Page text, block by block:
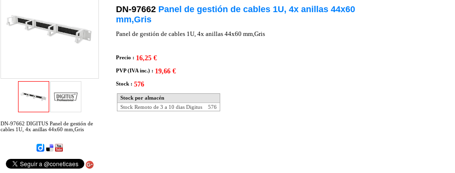
DN-97662 DIGITUS Panel de gestión de
cables 1U, 4x anillas 44x60 mm,Gris
DN-97662 Panel de gestión de cables 1U, 4x anillas 44x60
mm,Gris
Panel de gestión de cables 1U, 4x anillas 44x60 mm,Gris
Precio : 16,25 €
PVP (IVA inc.) : 19,66 €
Stock : 576
Stock por almacén
Stock Remoto de 3 a 10 dias Digitus
576